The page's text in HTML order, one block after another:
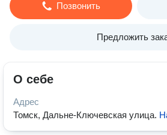
Позвонить
Предложить
О себе
Адрес
Томск, Дальне-Ключевская улица.